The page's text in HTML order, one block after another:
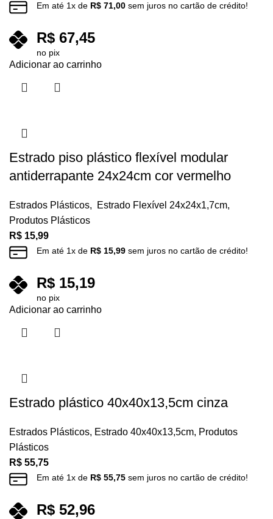
Em até 1x de R$ 71,00 sem juros no cartão de crédito!
R$ 67,45
no pix
Adicionar ao carrinho
Estrado piso plástico flexível modular
antiderrapante 24x24cm cor vermelho
Estrados Plásticos, Estrado Flexível 24x24x1,7cm,
Produtos Plásticos
R$ 15,99
Em até 1x de R$ 15,99 sem juros no cartão de crédito!
R$ 15,19
no pix
Adicionar ao carrinho
Estrado plástico 40x40x13,5cm cinza
Estrados Plásticos, Estrado 40x40x13,5cm, Produtos
Plásticos
R$ 55,75
Em até 1x de R$ 55,75 sem juros no cartão de crédito!
R$ 52,96